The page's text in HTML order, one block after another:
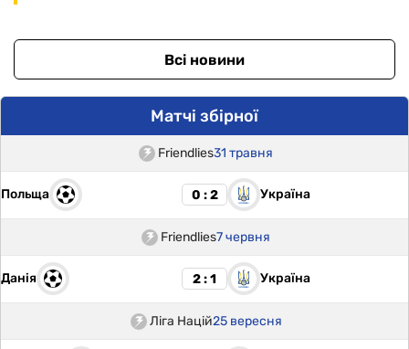
Всі новини
Матчі збірної
Friendlies31 травня
Польща 0 : 2 Україна
Friendlies7 червня
Данія 2 : 1 Україна
Ліга Націй25 вересня